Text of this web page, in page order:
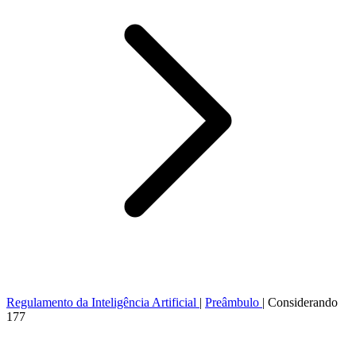
Regulamento da Inteligência Artificial | Preâmbulo | Considerando
177